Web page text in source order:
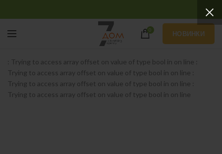
0 НОВИНКИ
: Trying to access array offset on value of type bool in on line :
Trying to access array offset on value of type bool in on line :
Trying to access array offset on value of type bool in on line :
Trying to access array offset on value of type bool in on line